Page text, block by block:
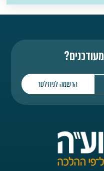
הרשמה לניוזלטר